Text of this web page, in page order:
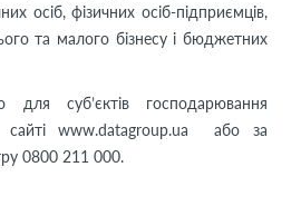
осіб, фізичних осіб-підприємців,
та малого бізнесу і бюджетних
для суб’єктів господарювання
www.datagroup.ua або за
0800 211 000.